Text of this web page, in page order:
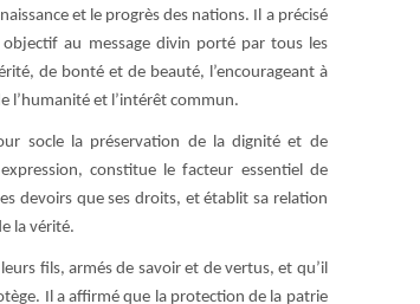
et le progrès des nations. Il a précisé
au message divin porté par tous les
de bonté et de beauté, l’encourageant à
l’humanité et l’intérêt commun.
socle la préservation de la dignité et de
constitue le facteur essentiel de
devoirs que ses droits, et établit sa relation
la vérité.
fils, armés de savoir et de vertus, et qu’il
Il a affirmé que la protection de la patrie